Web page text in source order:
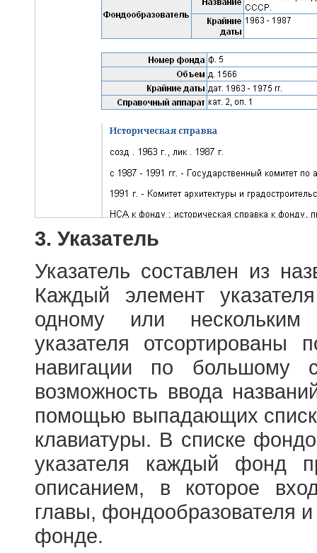
3. Указатель
Указатель составлен из
Каждый элемент
одному или
указателя отсортированы
навигации по большому
возможность ввода
помощью выпадающих
клавиатуры. В списке
указателя каждый фонд
описанием, в которое
главы, фондообразователя
фонде.